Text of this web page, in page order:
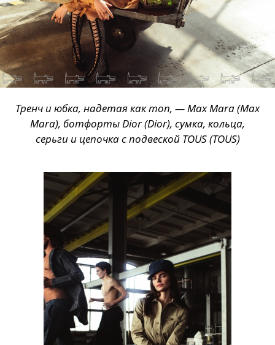
Тренч и юбка, надетая как топ, — Max Mara (Max
Mara), ботфорты Dior (Dior), сумка, кольца,
серьги и цепочка с подвеской TOUS (TOUS)